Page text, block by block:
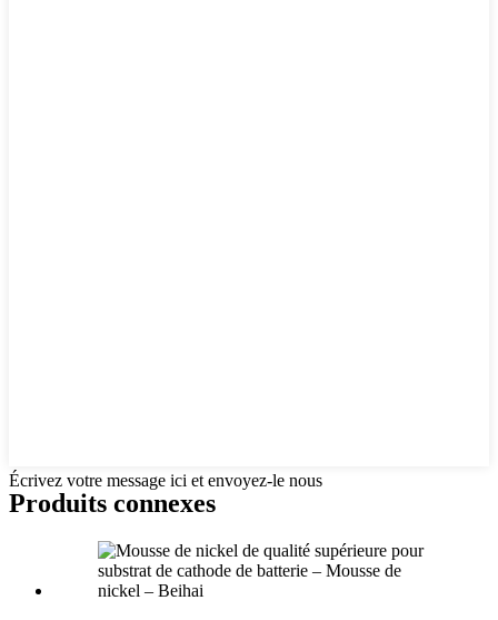
Écrivez votre message ici et envoyez-le nous
Produits connexes